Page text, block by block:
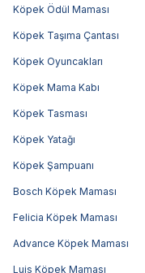
Köpek Ödül Maması
Köpek Taşıma Çantası
Köpek Oyuncakları
Köpek Mama Kabı
Köpek Tasması
Köpek Yatağı
Köpek Şampuanı
Bosch Köpek Maması
Felicia Köpek Maması
Advance Köpek Maması
Luis Köpek Maması